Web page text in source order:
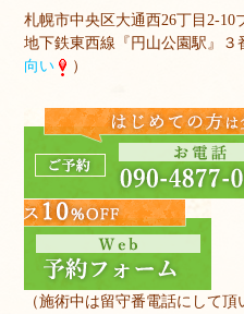
札幌市中央区大通西26丁目2-10
地下鉄東西線『円山公園駅』３
向い
）
（施術中は留守番電話にして